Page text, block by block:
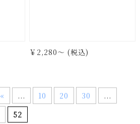
￥2,280～ (税込)
« ... 10 20 30
...
52